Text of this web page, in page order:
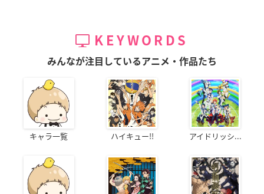
KEYWORDS
みんなが注目しているアニメ・作品たち
キャラ一覧 ハイキュー!! アイドリッシ...